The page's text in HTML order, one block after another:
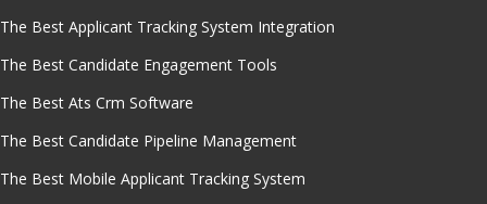
The Best Applicant Tracking System Integration
The Best Candidate Engagement Tools
The Best Ats Crm Software
The Best Candidate Pipeline Management
The Best Mobile Applicant Tracking System